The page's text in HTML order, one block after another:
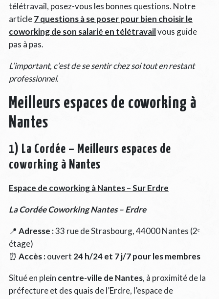
télétravail, posez-vous les bonnes questions. Notre
article7 questions à se poser pour bien choisir le
coworking de son salarié en télétravailvous guide
pas à pas.
L’important, c’est de se sentir chez soi tout en restant
professionnel.
Meilleurs espaces de coworking à
Nantes
1) La Cordée – Meilleurs espaces de
coworking à Nantes
Espace de coworking à Nantes – Sur Erdre
La Cordée Coworking Nantes – Erdre
📍 Adresse :33 rue de Strasbourg, 44000 Nantes (2ᵉ
étage)
⏰ Accès :ouvert 24 h/24 et 7 j/7 pour les membres
Situé en plein centre-ville de Nantes, à proximité de la
préfecture et des quais de l’Erdre, l’espace de